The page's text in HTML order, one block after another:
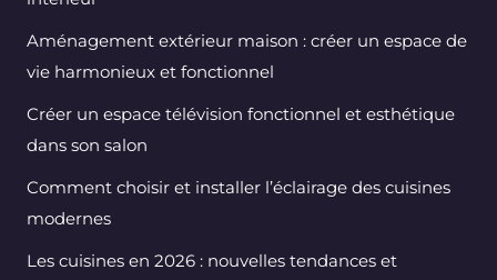
Aménagement extérieur maison : créer un espace de
vie harmonieux et fonctionnel
Créer un espace télévision fonctionnel et esthétique
dans son salon
Comment choisir et installer l’éclairage des cuisines
modernes
Les cuisines en 2026 : nouvelles tendances et